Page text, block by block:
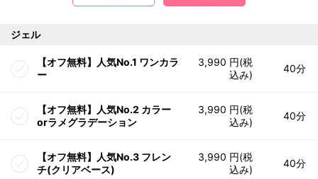
ジェル
【オフ無料】人気No.1 ワンカラ
ー
3,990 円(税
込み)
40分
【オフ無料】人気No.2 カラー
orラメグラデーション
3,990 円(税
込み)
40分
【オフ無料】人気No.3 フレン
チ(クリアベース)
3,990 円(税
込み)
40分